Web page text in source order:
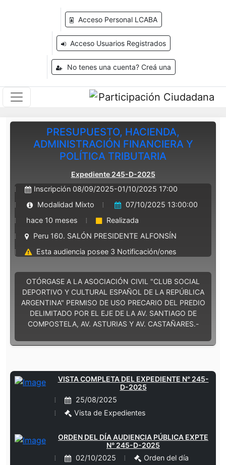
Acceso Personal LCABA
Acceso Usuarios Registrados
No tenes una cuenta? Creá una
PRESUPUESTO, HACIENDA,
ADMINISTRACIÓN FINANCIERA Y
POLÍTICA TRIBUTARIA
Expediente 245-D-2025
Inscripción 08/09/2025-01/10/2025 17:00
Modalidad Mixto
07/10/2025 13:00:00
hace 10 meses
Realizada
Peru 160. SALÓN PRESIDENTE ALFONSÍN
Esta audiencia posee 3 Notificación/ones
OTÓRGASE A LA ASOCIACIÓN CIVIL "CLUB SOCIAL
DEPORTIVO Y CULTURAL ESPAÑOL DE LA REPÚBLICA
ARGENTINA" PERMISO DE USO PRECARIO DEL PREDIO
DELIMITADO POR EL EJE DE LA AV. SANTIAGO DE
COMPOSTELA, AV. ASTURIAS Y AV. CASTAÑARES.-
VISTA COMPLETA DEL EXPEDIENTE N° 245-
D-2025
25/08/2025
Vista de Expedientes
ORDEN DEL DÍA AUDIENCIA PÚBLICA EXPTE
N° 245-D-2025
02/10/2025
Orden del día